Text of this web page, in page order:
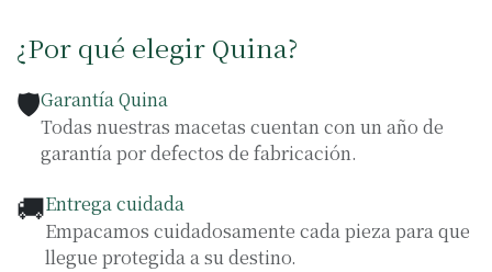
¿Por qué elegir Quina?
🛡️Garantía Quina
Todas nuestras macetas cuentan con un año de
garantía por defectos de fabricación.
🚚Entrega cuidada
Empacamos cuidadosamente cada pieza para que
llegue protegida a su destino.